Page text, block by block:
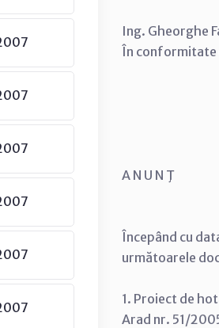
Ing. Gheorghe
În conformitate
A N U N Ţ
Începând cu
următoarele
1. Proiect de
Arad nr. 51/